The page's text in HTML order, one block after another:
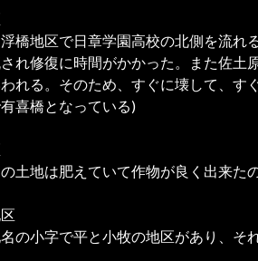
橋地区で日章学園高校の北側を流れ
れ修復に時間がかかった。また佐土
れる。そのため、すぐに壊して、す
喜橋となっている)
土地は肥えていて作物が良く出来た
の小字で平と小牧の地区があり、そ